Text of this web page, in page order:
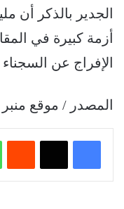
الجدير بالذكر أن
أزمة كبيرة في
الإفراج عن
المصدر / موقع منبر